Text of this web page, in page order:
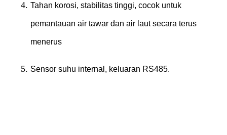
Tahan korosi, stabilitas tinggi, cocok untuk
pemantauan air tawar dan air laut secara terus
menerus
Sensor suhu internal, keluaran RS485.